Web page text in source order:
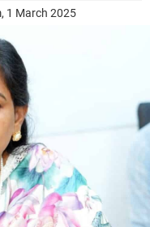
1 March 2025